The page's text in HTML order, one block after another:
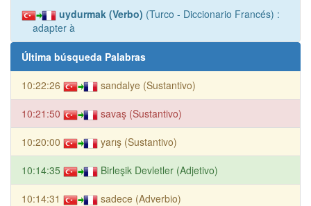
uydurmak (Verbo) (Turco - Diccionario Francés) :
adapter à
Última búsqueda Palabras
10:22:26 sandalye (Sustantivo)
10:21:50 savaş (Sustantivo)
10:20:00 yarış (Sustantivo)
10:14:35 Birleşik Devletler (Adjetivo)
10:14:31 sadece (Adverbio)